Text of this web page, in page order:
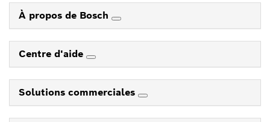
À propos de Bosch
Centre d'aide
Solutions commerciales